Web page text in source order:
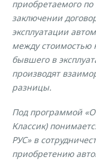
приобретаемого
заключении
эксплуатации
между стоимостью
бывшего в
производят
разницы.
Под программой
Классик)
РУС» в
приобретению